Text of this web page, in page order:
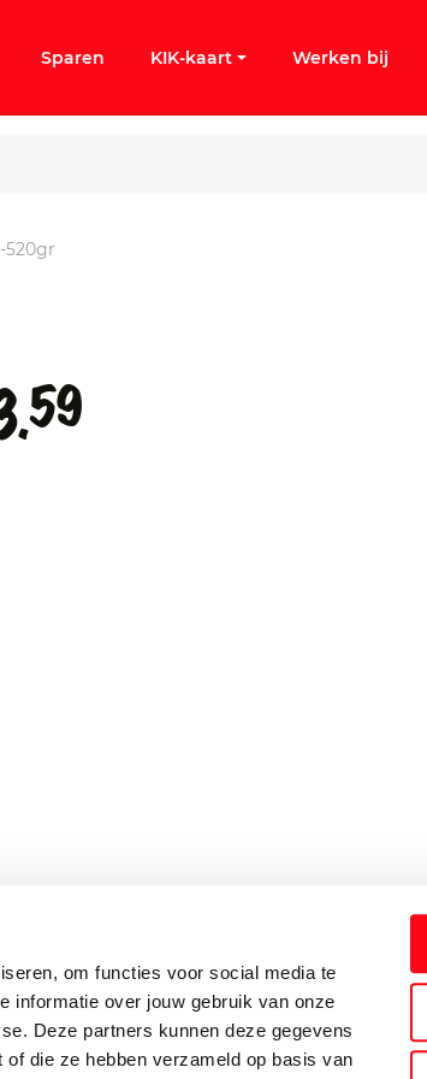
om functies voor social media te
informatie over jouw gebruik van onze
Deze partners kunnen deze gegevens
die ze hebben verzameld op basis van
Sparen KIK-kaart Werken bij
520gr
59